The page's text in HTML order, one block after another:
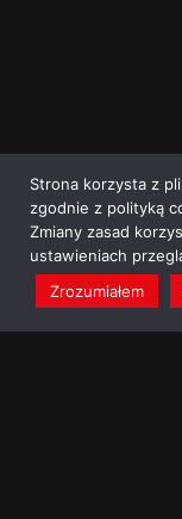
Strona korzysta z
zgodnie z polityką
Zmiany zasad
ustawieniach
Zrozumiałem